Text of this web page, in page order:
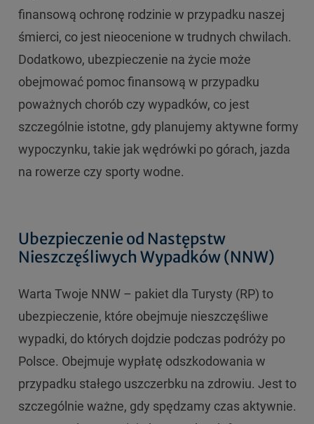
finansową ochronę rodzinie w przypadku naszej
śmierci, co jest nieocenione w trudnych chwilach.
Dodatkowo, ubezpieczenie na życie może
obejmować pomoc finansową w przypadku
poważnych chorób czy wypadków, co jest
szczególnie istotne, gdy planujemy aktywne formy
wypoczynku, takie jak wędrówki po górach, jazda
na rowerze czy sporty wodne.
Ubezpieczenie od Następstw
Nieszczęśliwych Wypadków (NNW)
Warta Twoje NNW – pakiet dla Turysty (RP) to
ubezpieczenie, które obejmuje nieszczęśliwe
wypadki, do których dojdzie podczas podróży po
Polsce. Obejmuje wypłatę odszkodowania w
przypadku stałego uszczerbku na zdrowiu. Jest to
szczególnie ważne, gdy spędzamy czas aktywnie.